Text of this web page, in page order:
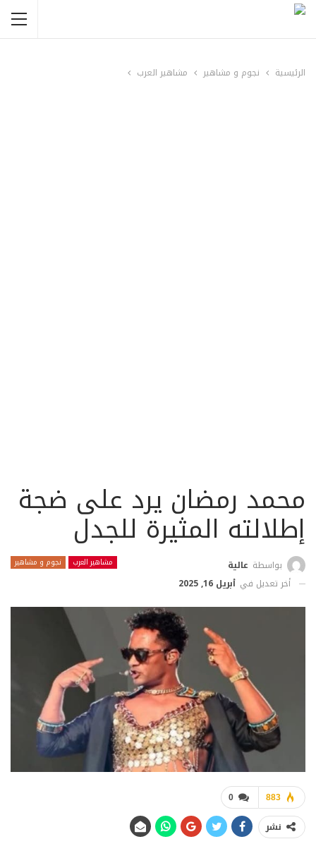
الرئيسية نجوم و مشاهير مشاهير العرب
محمد رمضان يرد على ضجة
إطلالته المثيرة للجدل
مشاهير العرب نجوم و مشاهير بواسطة عالية
أخر تعديل في أبريل 16, 2025
0 883
نشر